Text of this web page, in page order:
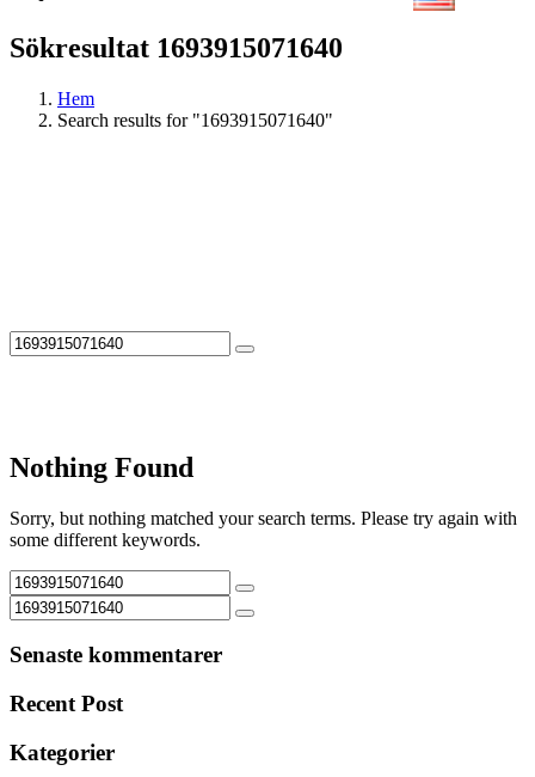
Sökresultat 1693915071640
Hem
Search results for "1693915071640"
Nothing Found
Sorry, but nothing matched your search terms. Please try again with
some different keywords.
Senaste kommentarer
Recent Post
Kategorier